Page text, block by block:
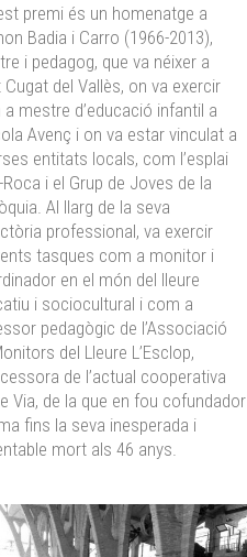
premi és un homenatge a
Badia i Carro (1966-2013),
i pedagog, que va néixer a
Cugat del Vallès, on va exercir
mestre d’educació infantil a
Avenç i on va estar vinculat a
entitats locals, com l’esplai
Roca i el Grup de Joves de la
Al llarg de la seva
professional, va exercir
tasques com a monitor i
en el món del lleure
i sociocultural i com a
pedagògic de l’Associació
del Lleure L’Esclop,
de l’actual cooperativa
Via, de la que en fou cofundador
fins la seva inesperada i
mort als 46 anys.